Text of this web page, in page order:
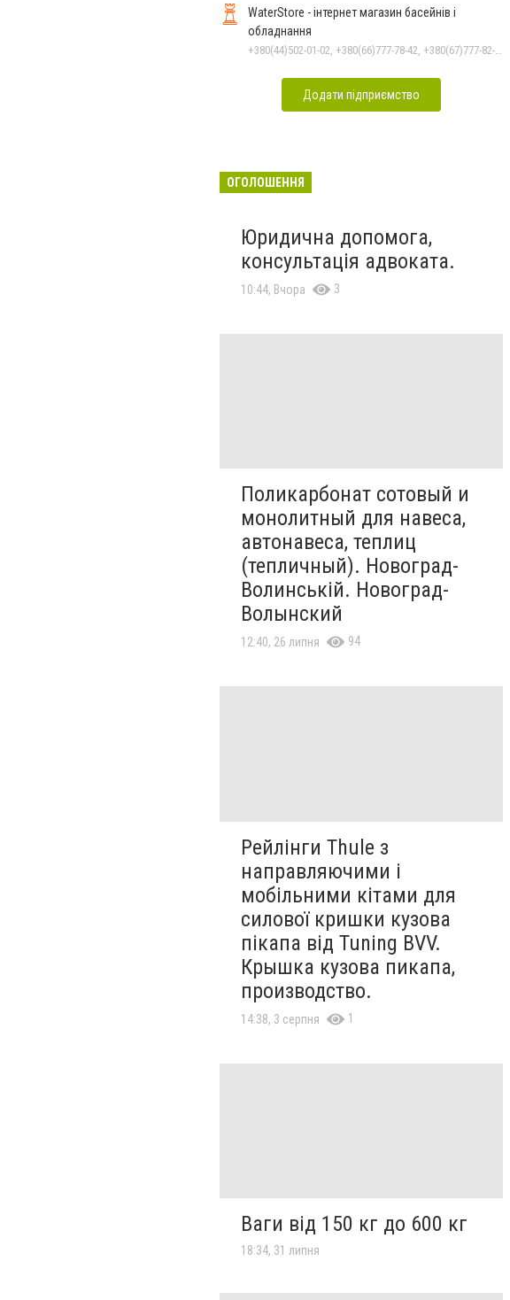
WaterStore - інтернет магазин басейнів і
обладнання
+380(44)502-01-02, +380(66)777-78-42, +380(67)777-82-19, +380(67)890-80-80, +380(73)890-80-80, +380(44)502-01-03
Додати підприємство
ОГОЛОШЕННЯ
Юридична допомога,
консультація адвоката.
10:44, Вчора 3
Поликарбонат сотовый и
монолитный для навеса,
автонавеса, теплиц
(тепличный). Новоград-
Волинській. Новоград-
Волынский
12:40, 26 липня 94
Рейлінги Thule з
направляючими і
мобільними кітами для
силової кришки кузова
пікапа від Tuning BVV.
Крышка кузова пикапа,
производство.
14:38, 3 серпня 1
Ваги від 150 кг до 600 кг
18:34, 31 липня